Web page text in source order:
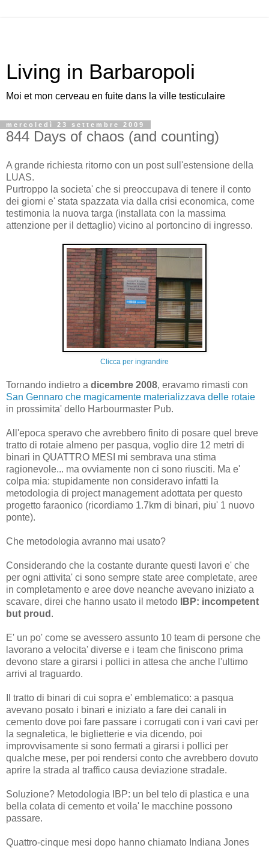
Living in Barbaropoli
Moi et mon cerveau en fuite dans la ville testiculaire
mercoledì 23 settembre 2009
844 Days of chaos (and counting)
A grande richiesta ritorno con un post sull'estensione della
LUAS.
Purtroppo la societa' che si preoccupava di tenere il conto
dei giorni e' stata spazzata via dalla crisi economica, come
testimonia la nuova targa (installata con la massima
attenzione per il dettaglio) vicino al portoncino di ingresso.
Clicca per ingrandire
Tornando indietro a dicembre 2008, eravamo rimasti con
San Gennaro che magicamente materializzava delle rotaie
in prossimita' dello Harbourmaster Pub.
All'epoca speravo che avrebbero finito di posare quel breve
tratto di rotaie almeno per pasqua, voglio dire 12 metri di
binari in QUATTRO MESI mi sembrava una stima
ragionevole... ma ovviamente non ci sono riusciti. Ma e'
colpa mia: stupidamente non consideravo infatti la
metodologia di project management adottata per questo
progetto faraonico (ricordiamo 1.7km di binari, piu' 1 nuovo
ponte).
Che metodologia avranno mai usato?
Considerando che la costante durante questi lavori e' che
per ogni attivita' ci sono sempre state aree completate, aree
in completamento e aree dove neanche avevano iniziato a
scavare, direi che hanno usato il metodo
IBP: incompetent
but proud .
E' un po' come se avessero assunto 10 team di persone che
lavorano a velocita' diverse e i team che finiscono prima
devono stare a girarsi i pollici in attesa che anche l'ultimo
arrivi al traguardo.
Il tratto di binari di cui sopra e' emblematico: a pasqua
avevano posato i binari e iniziato a fare dei canali in
cemento dove poi fare passare i corrugati con i vari cavi per
la segnaletica, le biglietterie e via dicendo, poi
improvvisamente si sono fermati a girarsi i pollici per
qualche mese, per poi rendersi conto che avrebbero dovuto
aprire la strada al traffico causa deviazione stradale.
Soluzione? Metodologia IBP: un bel telo di plastica e una
bella colata di cemento et voila' le macchine possono
passare.
Quattro-cinque mesi dopo hanno chiamato Indiana Jones